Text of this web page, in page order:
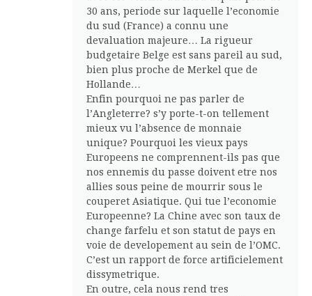
30 ans, periode sur laquelle l’economie
du sud (France) a connu une
devaluation majeure… La rigueur
budgetaire Belge est sans pareil au sud,
bien plus proche de Merkel que de
Hollande…
Enfin pourquoi ne pas parler de
l’Angleterre? s’y porte-t-on tellement
mieux vu l’absence de monnaie
unique? Pourquoi les vieux pays
Europeens ne comprennent-ils pas que
nos ennemis du passe doivent etre nos
allies sous peine de mourrir sous le
couperet Asiatique. Qui tue l’economie
Europeenne? La Chine avec son taux de
change farfelu et son statut de pays en
voie de developement au sein de l’OMC.
C’est un rapport de force artificielement
dissymetrique.
En outre, cela nous rend tres